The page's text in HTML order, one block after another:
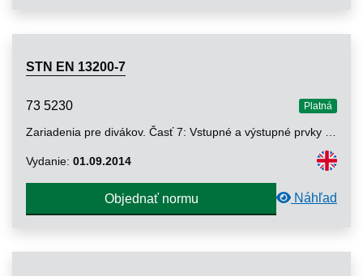
STN EN 13200-7
73 5230 Platná
Vydanie: 01.09.2014
Objednať normu Náhľad